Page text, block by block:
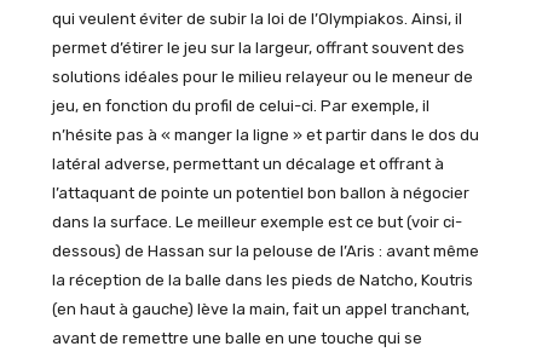
qui veulent éviter de subir la loi de l’Olympiakos. Ainsi, il
permet d’étirer le jeu sur la largeur, offrant souvent des
solutions idéales pour le milieu relayeur ou le meneur de
jeu, en fonction du profil de celui-ci. Par exemple, il
n’hésite pas à « manger la ligne » et partir dans le dos du
latéral adverse, permettant un décalage et offrant à
l’attaquant de pointe un potentiel bon ballon à négocier
dans la surface. Le meilleur exemple est ce but (voir ci-
dessous) de Hassan sur la pelouse de l’Aris : avant même
la réception de la balle dans les pieds de Natcho, Koutris
(en haut à gauche) lève la main, fait un appel tranchant,
avant de remettre une balle en une touche qui se